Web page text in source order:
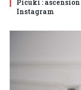
Picuki : ascension
Instagram